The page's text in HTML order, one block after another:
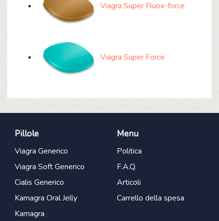
Viagra Super Fluox-force
Viagra Super Force
Pillole
Viagra Generico
Viagra Soft Generico
Cialis Generico
Kamagra Oral Jelly
Kamagra
Menu
Politica
F.A.Q.
Articoli
Carrello della spesa